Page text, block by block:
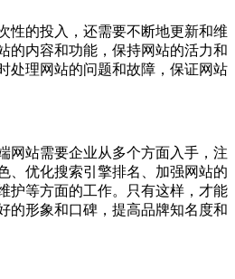
性的投入，还需要不断地更新和维
的内容和功能，保持网站的活力和
处理网站的问题和故障，保证网站
网站需要企业从多个方面入手，注
、优化搜索引擎排名、加强网站的
护等方面的工作。只有这样，才能
的形象和口碑，提高品牌知名度和